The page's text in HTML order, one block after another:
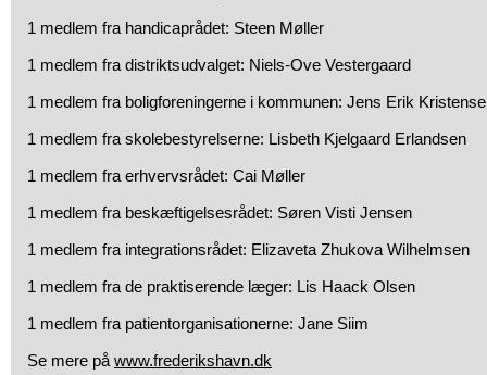
1 medlem fra handicaprådet: Steen Møller
1 medlem fra distriktsudvalget: Niels-Ove Vestergaard
1 medlem fra boligforeningerne i kommunen: Jens Erik
1 medlem fra skolebestyrelserne: Lisbeth Kjelgaard Erlandsen
1 medlem fra erhvervsrådet: Cai Møller
1 medlem fra beskæftigelsesrådet: Søren Visti Jensen
1 medlem fra integrationsrådet: Elizaveta Zhukova Wilhelmsen
1 medlem fra de praktiserende læger: Lis Haack Olsen
1 medlem fra patientorganisationerne: Jane Siim
Se mere på www.frederikshavn.dk